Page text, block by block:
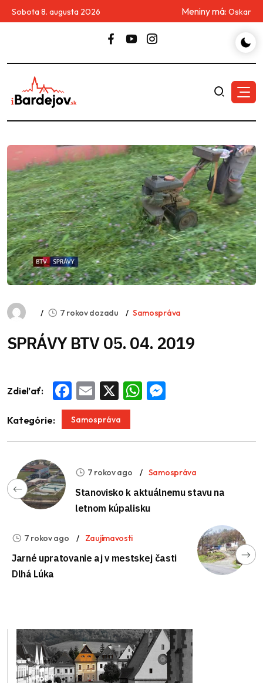
Sobota 8. augusta 2026 Meniny má: Oskar
7 rokov dozadu Samospráva
SPRÁVY BTV 05. 04. 2019
Zdieľať: Facebook
Email WhatsApp
Kategórie: Samospráva
7 rokov ago Samospráva
Stanovisko k aktuálnemu stavu na
letnom kúpalisku
7 rokov ago Zaujímavosti
Jarné upratovanie aj v mestskej časti
Dlhá Lúka